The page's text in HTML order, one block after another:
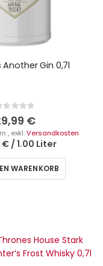
Another Gin 0,7l
Rating:
€
, exkl.Versandkosten
€/1.00 Liter
WARENKORB